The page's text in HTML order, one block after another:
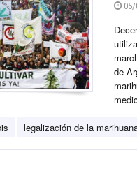
de
legalización de la